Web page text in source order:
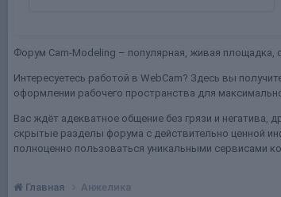
Форум Cam-Modeling – популярная, живая площадка,
Интересуетесь работой в WebCam? Здесь вы
оформлении рабочего пространства для
Вас ждёт адекватное общение без грязи и
скрытые разделы форума с действительно ценной
полноценно пользоваться уникальными сервисами
Главная Анжелика